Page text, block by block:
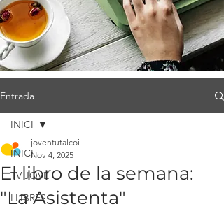
Entrada
INICI
TV JOVE
LLIBRES
INICI
El libro de la semana:
"La Asistenta"
joventutalcoi
Nov 4, 2025